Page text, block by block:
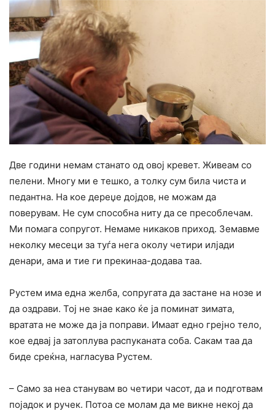
Две години немам станато од овој кревет. Живеам со
пелени. Многу ми е тешко, а толку сум била чиста и
педантна. На кое дереџе дојдов, не можам да
поверувам. Не сум способна ниту да се пресоблечам.
Ми помага сопругот. Немаме никаков приход. Земавме
неколку месеци за туѓа нега околу четири илјади
денари, ама и тие ги прекинаа-додава таа.
Рустем има една желба, сопругата да застане на нозе и
да оздрави. Тој не знае како ќе ја поминат зимата,
вратата не може да ја поправи. Имаат едно грејно тело,
кое едвај ја затоплува распуканата соба. Сакам таа да
биде среќна, нагласува Рустем.
– Само за неа станувам во четири часот, да и подготвам
појадок и ручек. Потоа се молам да ме викне некој да